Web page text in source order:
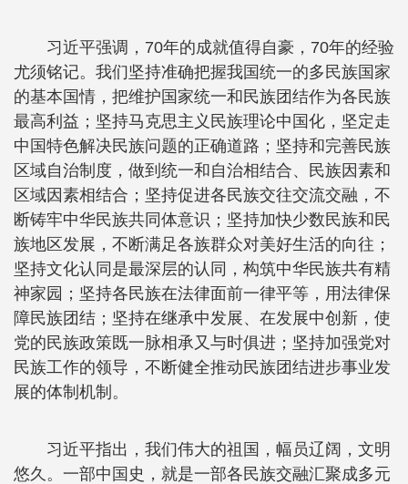
习近平强调，70年的成就值得自豪，70年的经验
尤须铭记。我们坚持准确把握我国统一的多民族国家
的基本国情，把维护国家统一和民族团结作为各民族
最高利益；坚持马克思主义民族理论中国化，坚定走
中国特色解决民族问题的正确道路；坚持和完善民族
区域自治制度，做到统一和自治相结合、民族因素和
区域因素相结合；坚持促进各民族交往交流交融，不
断铸牢中华民族共同体意识；坚持加快少数民族和民
族地区发展，不断满足各族群众对美好生活的向往；
坚持文化认同是最深层的认同，构筑中华民族共有精
神家园；坚持各民族在法律面前一律平等，用法律保
障民族团结；坚持在继承中发展、在发展中创新，使
党的民族政策既一脉相承又与时俱进；坚持加强党对
民族工作的领导，不断健全推动民族团结进步事业发
展的体制机制。
习近平指出，我们伟大的祖国，幅员辽阔，文明
悠久。一部中国史，就是一部各民族交融汇聚成多元